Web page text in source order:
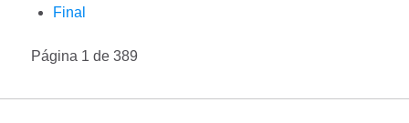
Final
Página 1 de 389